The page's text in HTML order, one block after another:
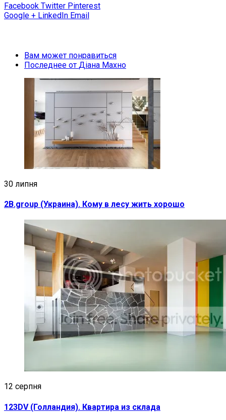
Facebook Twitter Pinterest
Google + LinkedIn Email
Вам может понравиться
Последнее от Діана Махно
30 липня
2B.group (Украина). Кому в лесу жить хорошо
12 серпня
123DV (Голландия). Квартира из склада